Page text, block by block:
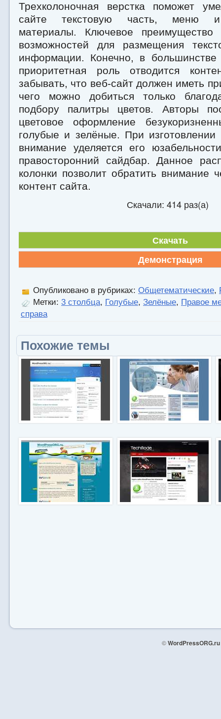
Трехколоночная верстка поможет
сайте текстовую часть, меню и
материалы. Ключевое
возможностей для размещения
информации. Конечно, в большинстве
приоритетная роль отводится
забывать, что веб-сайт должен иметь
чего можно добиться только
подбору палитры цветов. Авторы
цветовое оформление
голубые и зелёные. При изготовлении
внимание уделяется его
правосторонний сайдбар. Данное
колонки позволит обратить внимание
контент сайта.
Скачали: 414 раз(а)
Скачать
Демонстрация
Опубликовано в рубриках: Общетематические,
Метки: 3 столбца, Голубые, Зелёные, Правое
справа
Похожие темы
©WordPressORG.ru